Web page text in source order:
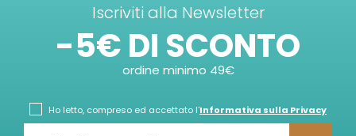
Iscriviti alla Newsletter
-5€ DI SCONTO
ordine minimo 49€
Ho letto, compreso ed accettato l'Informativa sulla Privacy